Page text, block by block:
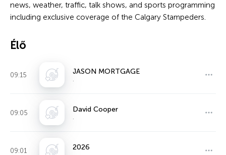
news, weather, traffic, talk shows, and sports programming
including exclusive coverage of the Calgary Stampeders.
Élő
09:15 JASON MORTGAGE
09:05 David Cooper
09:01 2026